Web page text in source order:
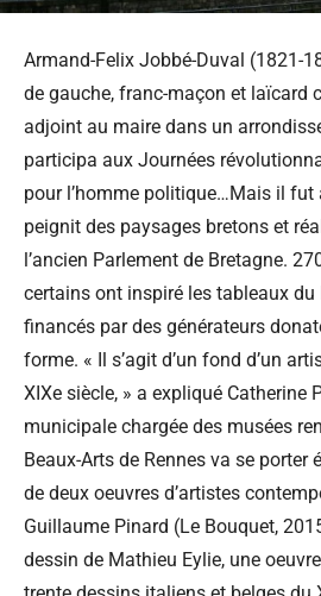
Armand-Felix Jobbé-Duval (1821-
de gauche, franc-maçon et laïcard
adjoint au maire dans un
participa aux Journées
pour l’homme politique…Mais il fut
peignit des paysages bretons et
l’ancien Parlement de Bretagne.
certains ont inspiré les tableaux du
financés par des générateurs
forme. « Il s’agit d’un fond d’un
XIXe siècle, » a expliqué Catherine
municipale chargée des musées
Beaux-Arts de Rennes va se porter
de deux oeuvres d’artistes
Guillaume Pinard (Le Bouquet,
dessin de Mathieu Eylie, une